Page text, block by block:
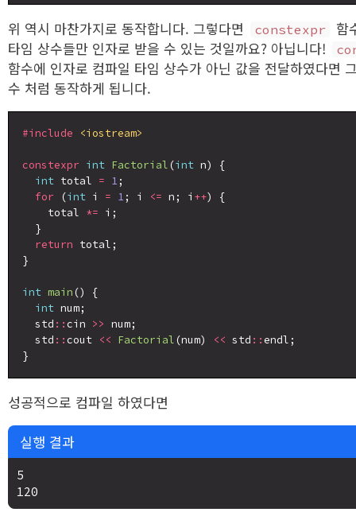
위 역시 마찬가지로 동작합니다. 그렇다면 constexpr
함
타임 상수들만 인자로 받을 수 있는 것일까요? 아닙니다!
함수에 인자로 컴파일 타임 상수가 아닌 값을 전달하였다면
수 처럼 동작하게 됩니다.
#include <iostream>
constexpr int Factorial (int n) {
int total = 1;
for (int i = 1; i <= n; i ++) {
    total
*= i;
  }
return total;
}
int main () {
int num;
  std
::cin >> num;
  std
::cout << Factorial (num) << std ::endl;
성공적으로 컴파일 하였다면
실행 결과
5